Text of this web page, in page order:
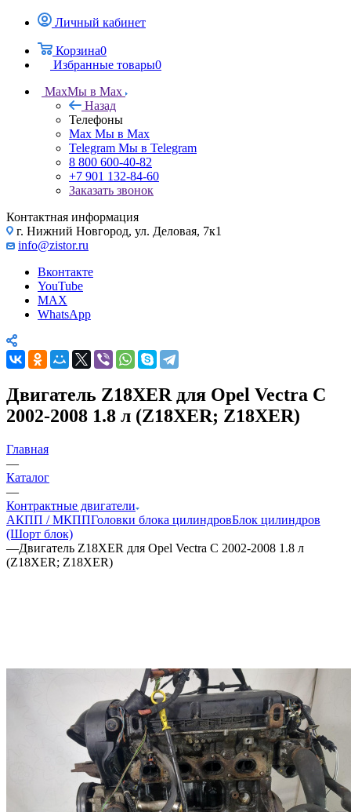
Личный кабинет
Корзина0
Избранные товары0
MaxМы в Max
Назад
Телефоны
Max Мы в Max
Telegram Мы в Telegram
8 800 600-40-82
+7 901 132-84-60
Заказать звонок
Контактная информация
г. Нижний Новгород, ул. Деловая, 7к1
info@zistor.ru
Вконтакте
YouTube
MAX
WhatsApp
Двигатель Z18XER для Opel Vectra C
2002-2008 1.8 л (Z18XER; Z18XER)
Главная
—
Каталог
—
Контрактные двигатели
АКПП / МКППГоловки блока цилиндровБлок цилиндров
(Шорт блок)
—Двигатель Z18XER для Opel Vectra C 2002-2008 1.8 л
(Z18XER; Z18XER)